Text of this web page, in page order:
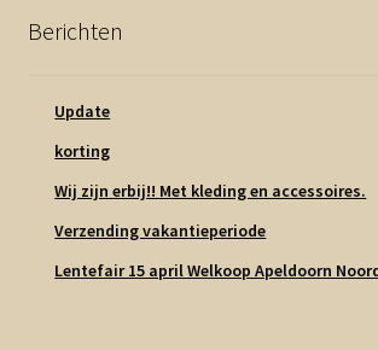
Berichten
Update
korting
Wij zijn erbij!! Met kleding en accessoires.
Verzending vakantieperiode
Lentefair 15 april Welkoop Apeldoorn